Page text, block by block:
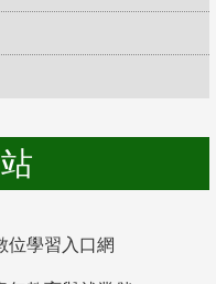
位學習入口網